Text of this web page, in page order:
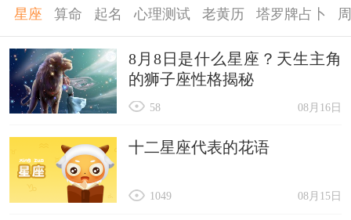
星座 算命 起名 心理测试 老黄历 塔罗牌占卜
8月8日是什么星座？天生主角
的狮子座性格揭秘
08月16日
58
十二星座代表的花语
08月15日
1049